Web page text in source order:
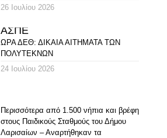
26 Ιουλίου 2026
ΑΣΠΕ
ΩΡΑ ΔΕΘ: ΔΙΚΑΙΑ ΑΙΤΗΜΑΤΑ ΤΩΝ
ΠΟΛΥΤΕΚΝΩΝ
24 Ιουλίου 2026
Περισσότερα από 1.500 νήπια και βρέφη
στους Παιδικούς Σταθμούς του Δήμου
Λαρισαίων – Αναρτήθηκαν τα